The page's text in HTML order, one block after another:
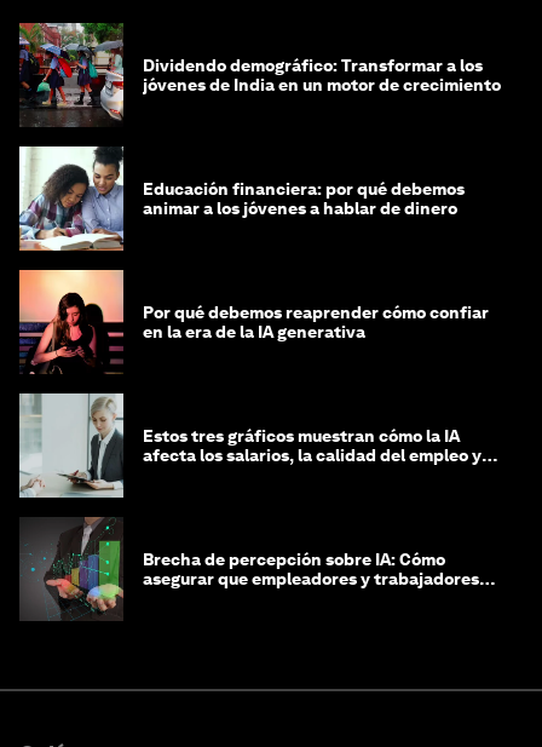
Dividendo demográfico: Transformar a los
jóvenes de India en un motor de crecimiento
Educación financiera: por qué debemos
animar a los jóvenes a hablar de dinero
Por qué debemos reaprender cómo confiar
en la era de la IA generativa
Estos tres gráficos muestran cómo la IA
afecta los salarios, la calidad del empleo y
Brecha de percepción sobre IA: Cómo
asegurar que empleadores y trabajadores